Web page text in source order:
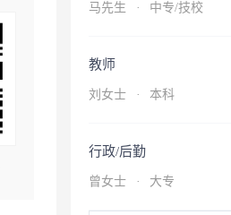
马先生 · 中专/技校
教师
刘女士 · 本科
行政/后勤
曾女士 · 大专